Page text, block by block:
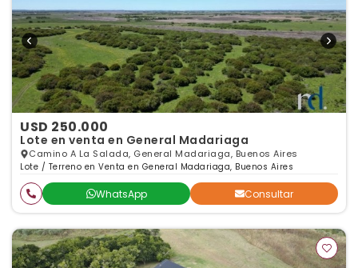
USD 250.000
Lote en venta en General Madariaga
Camino A La Salada, General Madariaga, Buenos Aires
Lote / Terreno en Venta en General Madariaga, Buenos Aires
WhatsApp Consultar